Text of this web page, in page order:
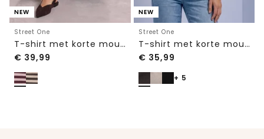
NEW
Street One
T-shirt met korte mouwen, ronde hals en strepen
€ 39,99
NEW
Street One
T-shirt met korte mouwen en ronde hals in effen kleur
€ 35,99
+ 5